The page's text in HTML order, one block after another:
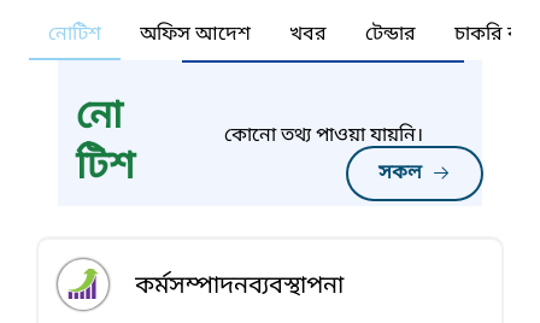
নোটিশ অফিস আদেশ খবর টেন্ডার চাকরি
নো
টিশ
সকল
কোনো তথ্য পাওয়া যায়নি।
কর্মসম্পাদনব্যবস্থাপনা